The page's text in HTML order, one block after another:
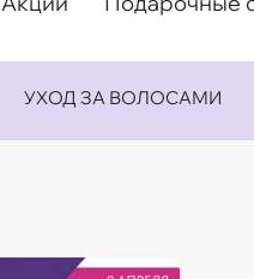
УХОД ЗА ВОЛОСАМИ